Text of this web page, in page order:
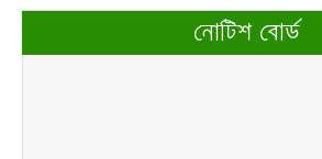
নোটিশ বোর্ড